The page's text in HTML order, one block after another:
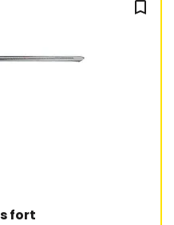
bookmark_outline
fort